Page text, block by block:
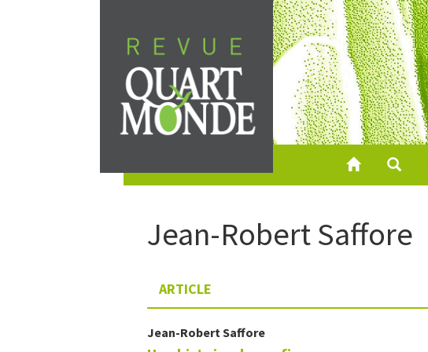
content
Jean-Robert Saffore
ARTICLE
Jean-RobertSaffore